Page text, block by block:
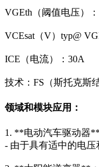
VGEth（阈值电压）
VCEsat（V）typ@
ICE（电流）：30A
技术：FS（斯托克斯
领域和模块应用：
1. **电动汽车驱动器**
- 由于具有适中的电压